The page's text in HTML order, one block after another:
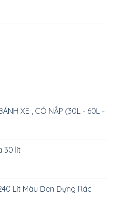
XE , CÓ NẮP (30L - 60L -
30 lít
Lít Màu Đen Đựng Rác